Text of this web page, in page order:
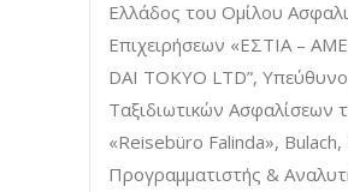
Ελλάδος του Ομίλου
Επιχειρήσεων «ΕΣΤΙΑ –
DAI TOKYO LTD”,
Ταξιδιωτικών Ασφαλίσεων
«Reisebüro Falinda», Bulach,
Προγραμματιστής &